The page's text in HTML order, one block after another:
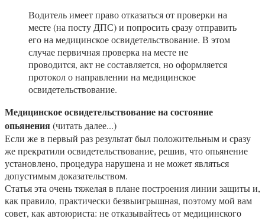
Водитель имеет право отказаться от проверки на
месте (на посту ДПС) и попросить сразу отправить
его на медицинское освидетельствование. В этом
случае первичная проверка на месте не
проводится, акт не составляется, но оформляется
протокол о направлении на медицинское
освидетельствование.
Медицинское освидетельствование на состояние
опьянения(читать далее...)
Если же в первый раз результат был положительным и сразу
же прекратили освидетельствование, решив, что опьянение
установлено, процедура нарушена и не может являться
допустимым доказательством.
Статья эта очень тяжелая в плане построения линии защиты и,
как правило, практически безвыигрышная, поэтому мой вам
совет, как автоюриста: не отказывайтесь от медицинского